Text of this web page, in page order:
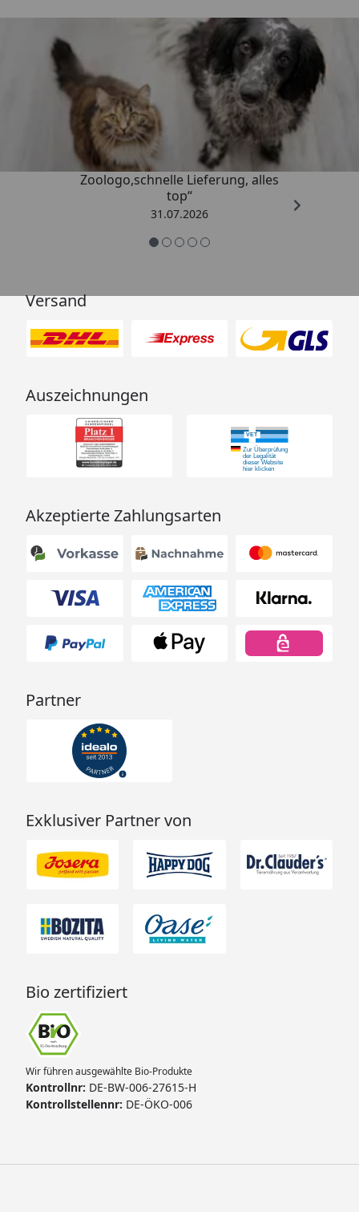
Trusted Shops
/ 5
„Gute Erfahrung mit
Zoologo,schnelle Lieferung, alles
top“
31.07.2026
Versand
Auszeichnungen
Akzeptierte Zahlungsarten
Partner
Exklusiver Partner von
Bio zertifiziert
Wir führen ausgewählte Bio-Produkte
Kontrollnr: DE-BW-006-27615-H
Kontrollstellennr: DE-ÖKO-006